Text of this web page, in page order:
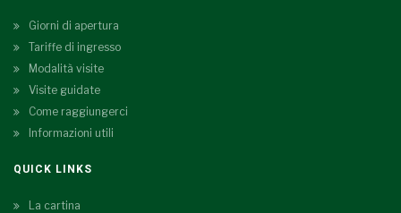
Giorni di apertura
Tariffe di ingresso
Modalità visite
Visite guidate
Come raggiungerci
Informazioni utili
QUICK LINKS
La cartina